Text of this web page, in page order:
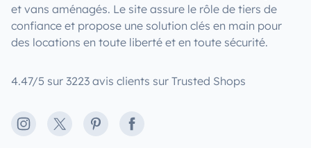
et vans aménagés. Le site assure le rôle de tiers de
confiance et propose une solution clés en main pour
des locations en toute liberté et en toute sécurité.
4.47/5 sur 3223 avis clients sur Trusted Shops
Instagram
X PinterestFacebook